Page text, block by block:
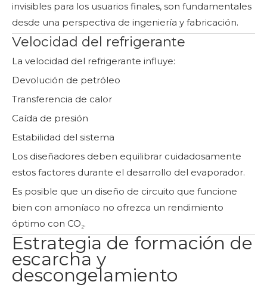
invisibles para los usuarios finales, son fundamentales
desde una perspectiva de ingeniería y fabricación.
Velocidad del refrigerante
La velocidad del refrigerante influye:
Devolución de petróleo
Transferencia de calor
Caída de presión
Estabilidad del sistema
Los diseñadores deben equilibrar cuidadosamente
estos factores durante el desarrollo del evaporador.
Es posible que un diseño de circuito que funcione
bien con amoníaco no ofrezca un rendimiento
óptimo con CO₂.
Estrategia de formación de
escarcha y
descongelamiento